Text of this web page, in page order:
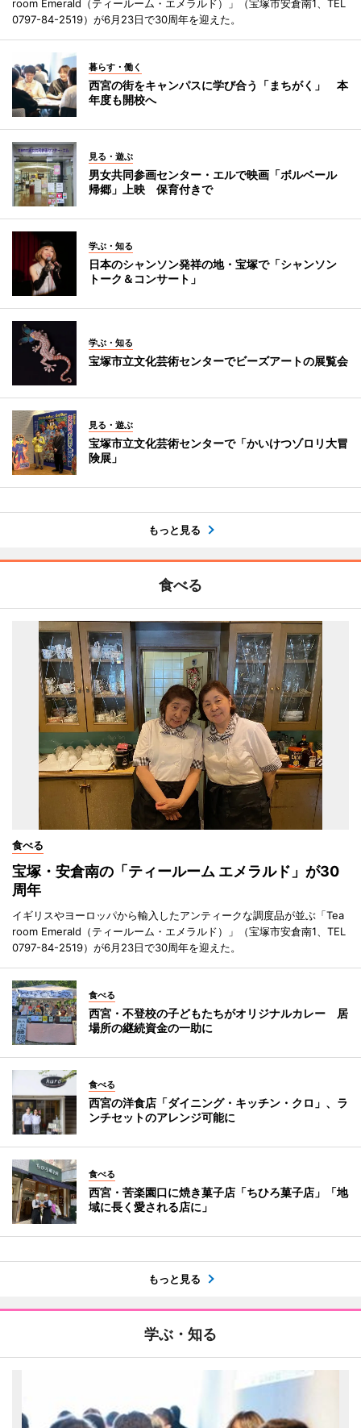
room Emerald（ティールーム・エメラルド）」（宝塚市安倉南1、TEL
0797-84-2519）が6月23日で30周年を迎えた。
暮らす・働く
西宮の街をキャンパスに学び合う「まちがく」 本
年度も開校へ
見る・遊ぶ
男女共同参画センター・エルで映画「ボルベール
帰郷」上映 保育付きで
学ぶ・知る
日本のシャンソン発祥の地・宝塚で「シャンソン
トーク＆コンサート」
学ぶ・知る
宝塚市立文化芸術センターでビーズアートの展覧会
見る・遊ぶ
宝塚市立文化芸術センターで「かいけつゾロリ大冒
険展」
もっと見る
食べる
食べる
宝塚・安倉南の「ティールーム エメラルド」が30
周年
イギリスやヨーロッパから輸入したアンティークな調度品が並ぶ「Tea
room Emerald（ティールーム・エメラルド）」（宝塚市安倉南1、TEL
0797-84-2519）が6月23日で30周年を迎えた。
食べる
西宮・不登校の子どもたちがオリジナルカレー 居
場所の継続資金の一助に
食べる
西宮の洋食店「ダイニング・キッチン・クロ」、ラ
ンチセットのアレンジ可能に
食べる
西宮・苦楽園口に焼き菓子店「ちひろ菓子店」「地
域に長く愛される店に」
もっと見る
学ぶ・知る